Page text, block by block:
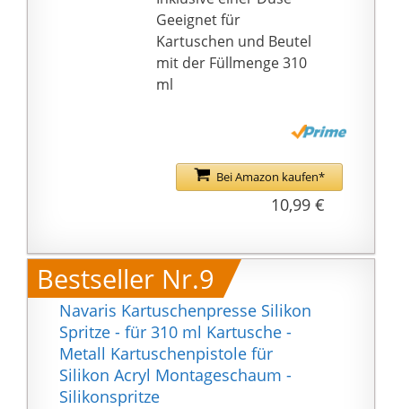
310, Karton
Geeignet für
Kartuschen und Beutel
mit der Füllmenge 310
ml
Bei Amazon kaufen*
10,99 €
Bestseller Nr.9
Navaris Kartuschenpresse Silikon
Spritze - für 310 ml Kartusche -
Metall Kartuschenpistole für
Silikon Acryl Montageschaum -
Silikonspritze